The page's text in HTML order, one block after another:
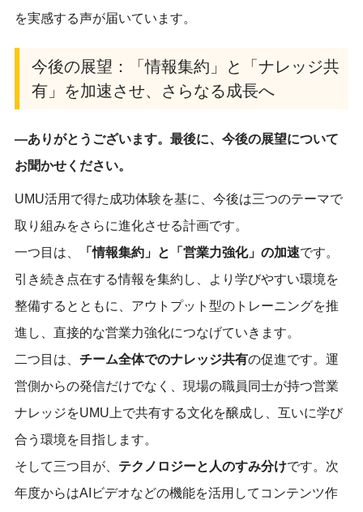
を実感する声が届いています。
今後の展望：「情報集約」と「ナレッジ共
有」を加速させ、さらなる成長へ
―ありがとうございます。最後に、今後の展望について
お聞かせください。
UMU活用で得た成功体験を基に、今後は三つのテーマで
取り組みをさらに進化させる計画です。
一つ目は、
「情報集約」と「営業力強化」の加速です。
引き続き点在する情報を集約し、より学びやすい環境を
整備するとともに、アウトプット型のトレーニングを推
進し、直接的な営業力強化につなげていきます。
二つ目は、 チーム全体でのナレッジ共有の促進です。運
営側からの発信だけでなく、現場の職員同士が持つ営業
ナレッジをUMU上で共有する文化を醸成し、互いに学び
合う環境を目指します。
そして三つ目が、 テクノロジーと人のすみ分けです。次
年度からはAIビデオなどの機能を活用してコンテンツ作